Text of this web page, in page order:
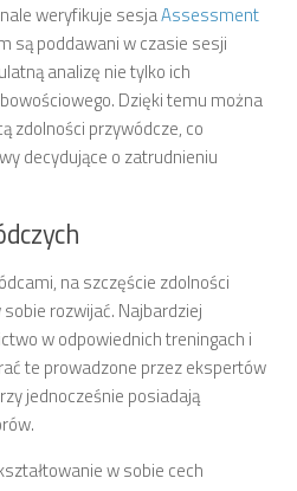
weryfikuje sesjaAssessment
są poddawani w czasie sesji
analizę nie tylko ich
Dzięki temu można
zdolności przywódcze, co
decydujące o zatrudnieniu
na szczęście zdolności
rozwijać. Najbardziej
w odpowiednich treningach i
te prowadzone przez ekspertów
jednocześnie posiadają
w sobie cech